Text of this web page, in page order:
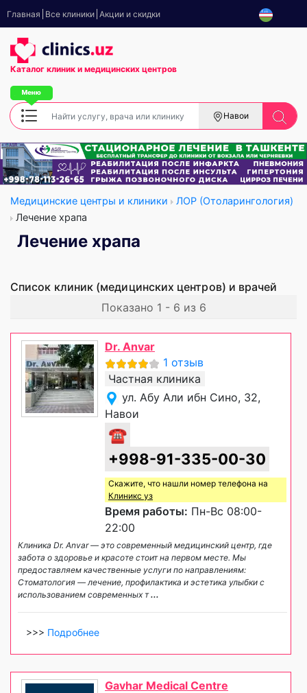
Главная Все клиники Акции и скидки
Каталог клиник и медицинских центров
Навои
Медицинские центры и клиники
ЛОР (Отоларингология)
Лечение храпа
Лечение храпа
Список клиник (медицинских центров) и врачей
Показано 1 - 6 из 6
Dr. Anvar
1 отзыв
Частная клиника
ул. Абу Али ибн Сино, 32,
Навои
☎
+998-91-335-00-30
Скажите, что нашли номер телефона на
Клиникс уз
Время работы: Пн-Вс 08:00-
22:00
Клиника Dr. Anvar — это современный медицинский центр, где
забота о здоровье и красоте стоит на первом месте. Мы
предоставляем качественные услуги по направлениям:
Стоматология — лечение, профилактика и эстетика улыбки с
использованием современных т...
>>> Подробнее
Gavhar Medical Centre